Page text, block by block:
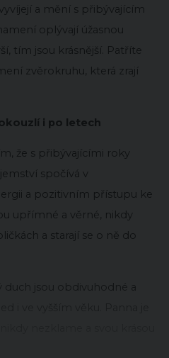
a mění s přibývajícím
oplývají úžasnou
tím jsou krásnější. Patříte
zvěrokruhu, která zrají
i po letech
že s přibývajícími roky
spočívá v
a pozitivním přístupu ke
upřímné a věrné, nikdy
a starají se o ně do
duch jsou obdivuhodné a